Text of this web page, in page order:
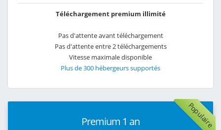
Téléchargement premium illimité
Pas d'attente avant téléchargement
Pas d'attente entre 2 téléchargements
Vitesse maximale disponible
Plus de 300 hébergeurs supportés
Populaire
Premium 1 an